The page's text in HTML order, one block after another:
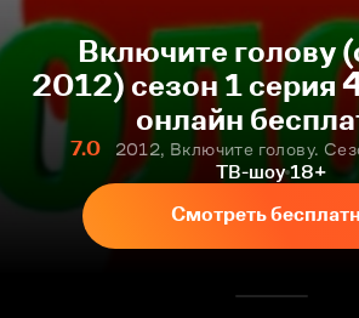
Включите голову
2012) сезон 1 серия
онлайн
7.0
2012, Включите голову.
ТВ-шоу 18+
Смотреть